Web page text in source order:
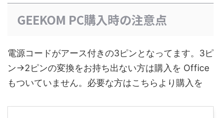
GEEKOM PC購入時の注意点
電源コードがアース付きの3ピンとなってます。3ピ
ン→2ピンの変換をお持ち出ない方は購入を Office
もついていません。必要な方はこちらより購入を